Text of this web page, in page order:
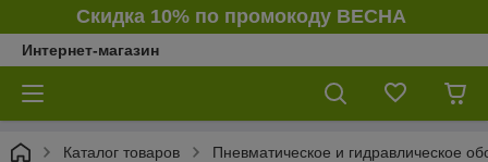
Скидка 10% по промокоду ВЕСНА
Интернет-магазин
Каталог товаров Пневматическое и гидравлическое